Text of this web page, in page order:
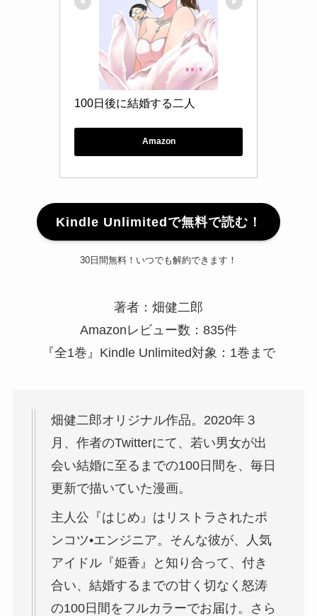
100日後に結婚する二人
Amazon
Kindle Unlimitedで無料で読む！
30日間無料！いつでも解約できます！
著者：畑健二郎
Amazonレビュー数：835件
『全1巻』Kindle Unlimited対象：1巻まで
畑健二郎オリジナル作品。2020年３
月、作者のTwitterにて、若い男女が出
会い結婚に至るまでの100日間を、毎日
更新で描いていた漫画。
主人公『はじめ』はリストラされたポ
ンコツ•エンジニア。そんな彼が、人気
アイドル『姫香』と知り合って、付き
合い、結婚するまでの甘く切なく怒涛
の100日間をフルカラーでお届け。さら